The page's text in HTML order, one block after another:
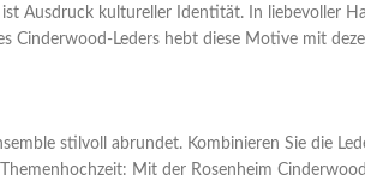
ist Ausdruck kultureller Identität. In liebevoller
Cinderwood-Leders hebt diese Motive mit
stilvoll abrundet. Kombinieren Sie die
Mit der Rosenheim